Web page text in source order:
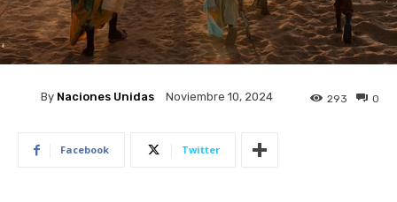
By Naciones Unidas Noviembre 10, 2024 0
293
Facebook Twitter